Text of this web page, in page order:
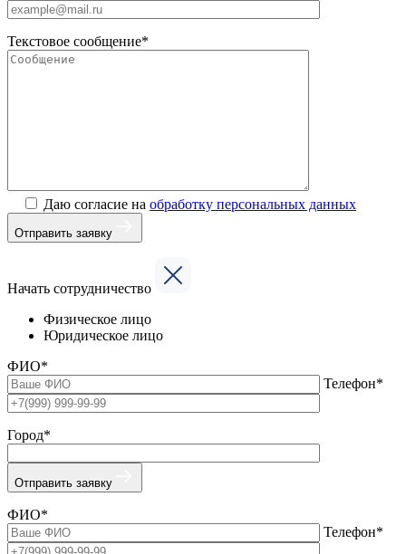
Текстовое сообщение*
Даю согласие на обработку персональных данных
Отправить заявку
Начать сотрудничество
Физическое лицо
Юридическое лицо
ФИО*
Телефон*
Город*
Отправить заявку
ФИО*
Телефон*